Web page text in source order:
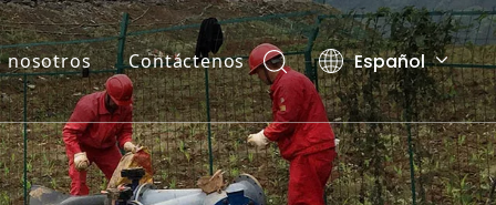
nosotros Contáctenos Español
English
العربية
Pусский